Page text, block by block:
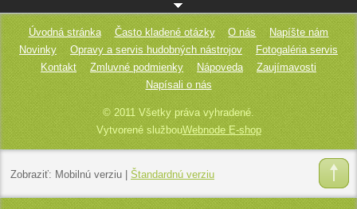
Úvodná stránka Často kladené otázky O nás
Napíšte nám
Novinky
Opravy a servis hudobných nástrojov
Fotogaléria servis
Kontakt
Zmluvné podmienky Nápoveda
Zaujímavosti
Napísali o nás
© 2011 Všetky práva vyhradené.
Vytvorené službouWebnode E-shop
Zobraziť: Mobilnú verziu| Štandardnú verziu